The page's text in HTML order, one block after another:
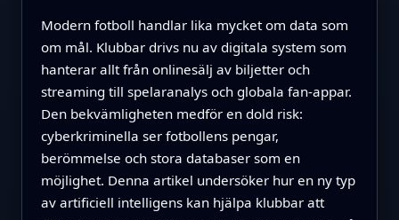
Modern fotboll handlar lika mycket om data som
om mål. Klubbar drivs nu av digitala system som
hanterar allt från onlinesälj av biljetter och
streaming till spelaranalys och globala fan-appar.
Den bekvämligheten medför en dold risk:
cyberkriminella ser fotbollens pengar,
berömmelse och stora databaser som en
möjlighet. Denna artikel undersöker hur en ny typ
av artificiell intelligens kan hjälpa klubbar att